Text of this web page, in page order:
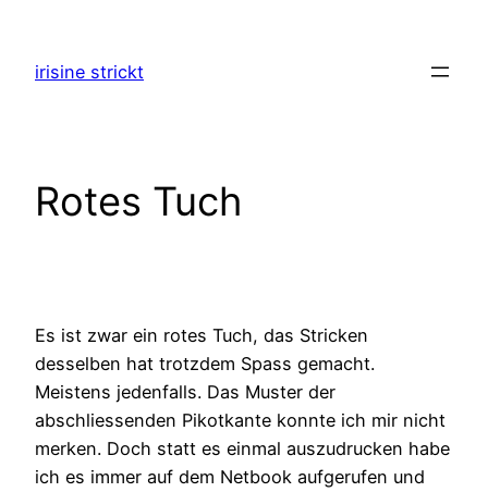
springen
irisine strickt
Rotes Tuch
Es ist zwar ein rotes Tuch, das Stricken
desselben hat trotzdem Spass gemacht.
Meistens jedenfalls. Das Muster der
abschliessenden Pikotkante konnte ich mir nicht
merken. Doch statt es einmal auszudrucken habe
ich es immer auf dem Netbook aufgerufen und